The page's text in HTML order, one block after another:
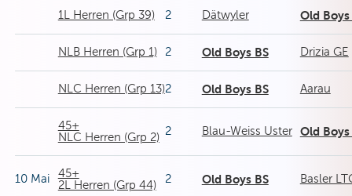
1L Herren (Grp 39) 2 Dätwyler Old Boys
NLB Herren (Grp 1) 2 Old Boys BS Drizia GE
NLC Herren (Grp 13)2 Old Boys BS Aarau
45+
NLC Herren (Grp 2) 2 Blau-Weiss Uster Old Boys
10 Mai
45+
2L Herren (Grp 44)
2 Old Boys BS Basler